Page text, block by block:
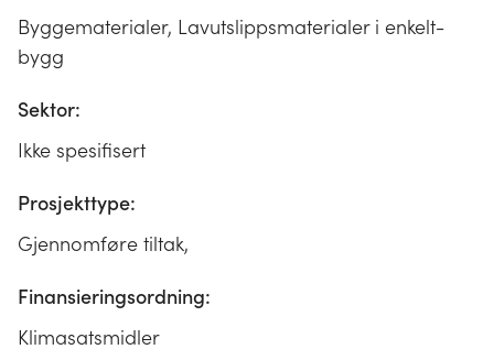
Byggematerialer, Lavutslippsmaterialer i enkelt-
bygg
Sektor:
Ikke spesifisert
Prosjekttype:
Gjennomføre tiltak,
Finansieringsordning:
Klimasatsmidler